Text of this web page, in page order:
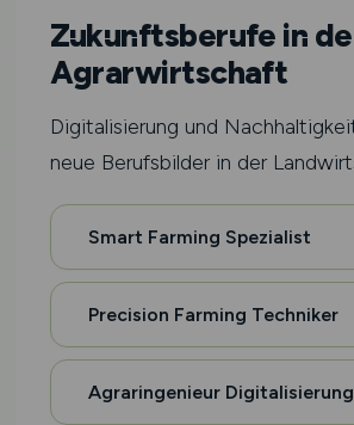
Zukunftsberufe in
Agrarwirtschaft
Digitalisierung und
neue Berufsbilder in der
Smart Farming Spezialist
Precision Farming Techniker
Agraringenieur Digitalisierung